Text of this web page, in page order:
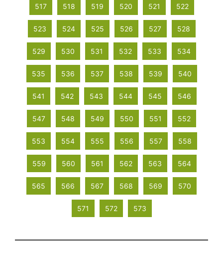
517 518 519 520 521 522
523 524 525 526 527 528
529 530 531 532 533 534
535 536 537 538 539 540
541 542 543 544 545 546
547 548 549 550 551 552
553 554 555 556 557 558
559 560 561 562 563 564
565 566 567 568 569 570
571 572 573